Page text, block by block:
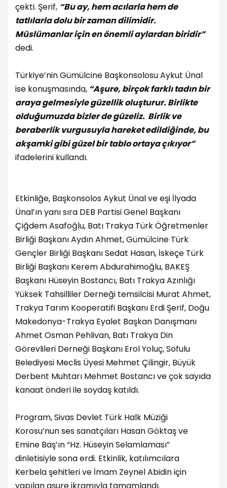
çekti. Şerif, “Bu ay, hem acılarla hem de
tatlılarla dolu bir zaman dilimidir.
Müslümanlar için en önemli aylardan biridir”
dedi.
Türkiye’nin Gümülcine Başkonsolosu Aykut Ünal
ise konuşmasında, “Aşure, birçok farklı tadın bir
araya gelmesiyle güzellik oluşturur. Birlikte
olduğumuzda bizler de güzeliz. Birlik ve
beraberlik vurgusuyla hareket edildiğinde, bu
akşamki gibi güzel bir tablo ortaya çıkıyor”
ifadelerini kullandı.
Etkinliğe, Başkonsolos Aykut Ünal ve eşi İlyada
Ünal’ın yanı sıra DEB Partisi Genel Başkanı
Çiğdem Asafoğlu, Batı Trakya Türk Öğretmenler
Birliği Başkanı Aydın Ahmet, Gümülcine Türk
Gençler Birliği Başkanı Sedat Hasan, İskeçe Türk
Birliği Başkanı Kerem Abdurahimoğlu, BAKEŞ
Başkanı Hüseyin Bostancı, Batı Trakya Azınlığı
Yüksek Tahsilliler Derneği temsilcisi Murat Ahmet,
Trakya Tarım Kooperatifi Başkanı Erdi Şerif, Doğu
Makedonya-Trakya Eyalet Başkan Danışmanı
Ahmet Osman Pehlivan, Batı Trakya Din
Görevlileri Derneği Başkanı Erol Yoluç, Sofulu
Belediyesi Meclis Üyesi Mehmet Çilingir, Büyük
Derbent Muhtarı Mehmet Bostancı ve çok sayıda
kanaat önderi ile soydaş katıldı.
Program, Sivas Devlet Türk Halk Müziği
Korosu’nun ses sanatçıları Hasan Göktaş ve
Emine Baş’ın “Hz. Hüseyin Selamlaması”
dinletisiyle sona erdi. Etkinlik, katılımcılara
Kerbela şehitleri ve İmam Zeynel Abidin için